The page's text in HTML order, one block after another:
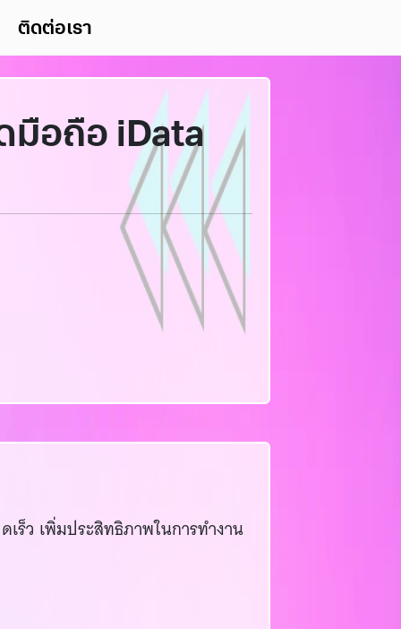
ติดต่อเรา
มือถือ iData
ร็ว เพิ่มประสิทธิภาพในการทำงาน